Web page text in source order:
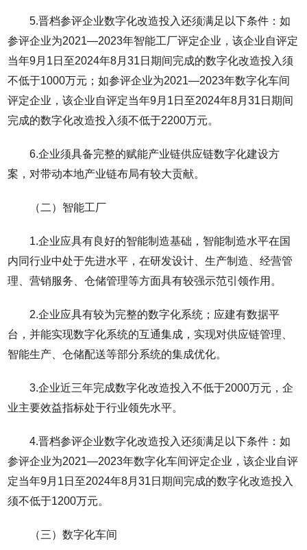
5.晋档参评企业数字化改造投入还须满足以下条件：如
参评企业为2021—2023年智能工厂评定企业，该企业自评定
当年9月1日至2024年8月31日期间完成的数字化改造投入须
不低于1000万元；如参评企业为2021—2023年数字化车间
评定企业，该企业自评定当年9月1日至2024年8月31日期间
完成的数字化改造投入须不低于2200万元。
6.企业须具备完整的赋能产业链供应链数字化建设方
案，对带动本地产业链布局有较大贡献。
（二）智能工厂
1.企业应具有良好的智能制造基础，智能制造水平在国
内同行业中处于先进水平，在研发设计、生产制造、经营管
理、营销服务、仓储管理等方面具有较强示范引领作用。
2.企业应具有较为完整的数字化系统；应建有数据平
台，并能实现数字化系统的互通集成，实现对供应链管理、
智能生产、仓储配送等部分系统的集成优化。
3.企业近三年完成数字化改造投入不低于2000万元，企
业主要效益指标处于行业领先水平。
4.晋档参评企业数字化改造投入还须满足以下条件：如
参评企业为2021—2023年数字化车间评定企业，该企业自评
定当年9月1日至2024年8月31日期间完成的数字化改造投入
须不低于1200万元。
（三）数字化车间